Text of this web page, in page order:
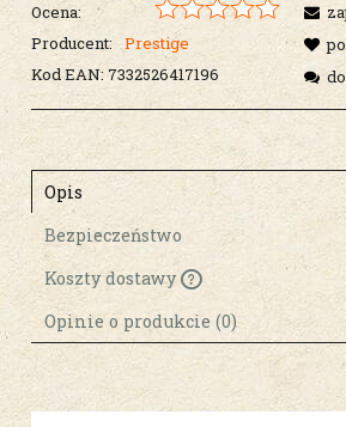
Ocena:
Producent:
Prestige
Kod EAN: 7332526417196
Opis
Bezpieczeństwo
Koszty dostawy
Cena nie zawiera
płatności
Opinie o produkcie (0)